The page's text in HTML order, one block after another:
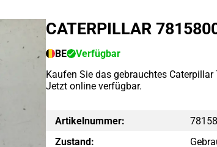
CATERPILLAR
BE
Verfügbar
Kaufen Sie das gebrauchtes
Jetzt online verfügbar.
Artikelnummer:
Zustand: